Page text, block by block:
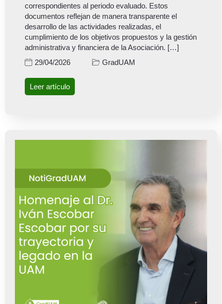
correspondientes al periodo evaluado. Estos
documentos reflejan de manera transparente el
desarrollo de las actividades realizadas, el
cumplimiento de los objetivos propuestos y la gestión
administrativa y financiera de la Asociación. […]
29/04/2026
GradUAM
Leer artículo